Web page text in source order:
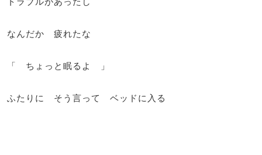
なんだか 疲れたな
「 ちょっと眠るよ 」
ふたりに そう言って ベッドに入る